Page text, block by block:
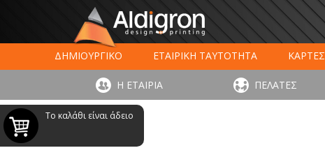
ΔΗΜΙΟΥΡΓΙΚΟ ΕΤΑΙΡΙΚΗ ΤΑΥΤΟΤΗΤΑ ΚΑΡΤΕΣ
ΕΚΤΥΠΩΣΗ ΣΥΣΚΕΥΑΣΙΑΣ
LARGE FORMAT ΕΚΤΥΠΩΣΕΙΣ
Η ΕΤΑΙΡΙΑ ΠΕΛΑΤΕΣ
Το καλάθι είναι άδειο